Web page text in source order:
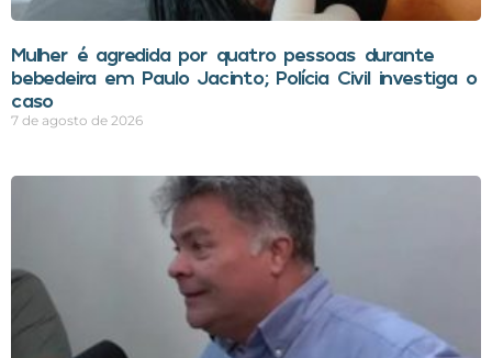
Mulher é agredida por quatro pessoas durante
bebedeira em Paulo Jacinto; Polícia Civil investiga o
caso
7 de agosto de 2026